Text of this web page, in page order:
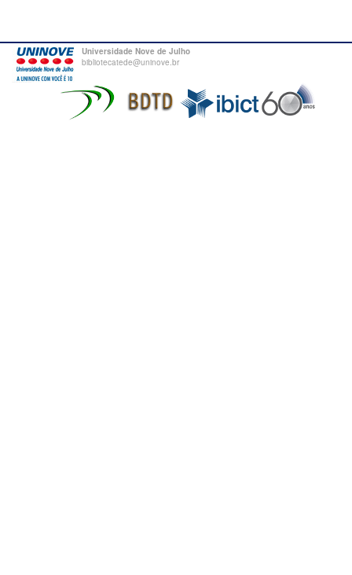
Universidade Nove de Julho
bibliotecatede@uninove.br